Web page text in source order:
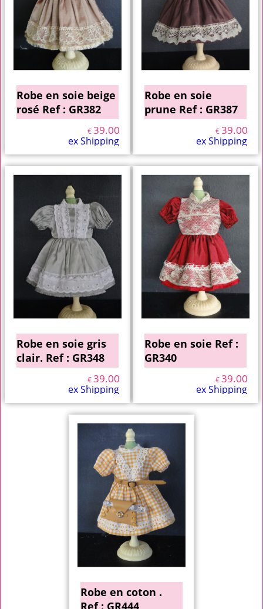
Robe en soie beige
rosé Ref : GR382
€39.00
ex Shipping
Robe en soie
prune Ref : GR387
€39.00
ex Shipping
Robe en soie gris
clair. Ref : GR348
€39.00
ex Shipping
Robe en soie Ref :
GR340
€39.00
ex Shipping
Robe en coton .
Ref : GR444